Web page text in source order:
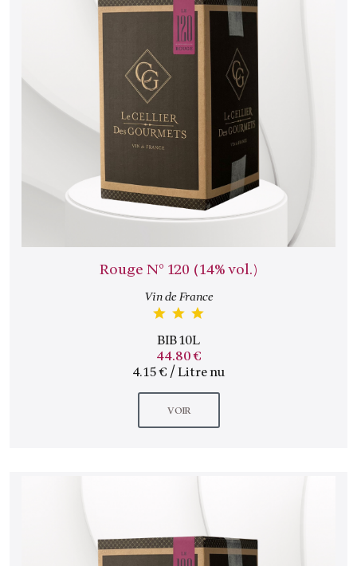
Rouge N° 120 (14% vol.)
Vin de France
BIB 10L
44.80 €
4.15 € / Litre nu
VOIR